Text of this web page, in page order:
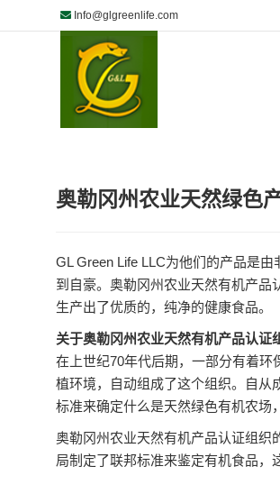
Info@glgreenlife.com
奥勒冈州农业天然绿色
GL Green Life LLC为他们的产品是
到自豪。奥勒冈州农业天然有机产品
生产出了优质的，纯净的健康食品。
关于奥勒冈州农业天然有机产品认证
在上世纪70年代后期，一部分有着
植环境，自动组成了这个组织。自从
标准来确定什么是天然绿色有机农场
奥勒冈州农业天然有机产品认证组织
局制定了联邦标准来鉴定有机食品，